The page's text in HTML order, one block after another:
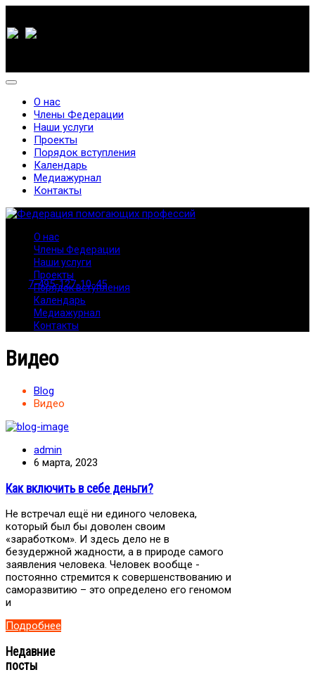
7-495-127-10-45
О нас
Члены Федерации
Наши услуги
Проекты
Порядок вступления
Календарь
Медиажурнал
Контакты
О нас
Члены Федерации
Наши услуги
Проекты
Порядок вступления
Календарь
Медиажурнал
Контакты
Видео
Blog
Видео
admin
6 марта, 2023
Как включить в себе деньги?
Не встречал ещё ни единого человека,
который был бы доволен своим
«заработком». И здесь дело не в
безудержной жадности, а в природе самого
заявления человека. Человек вообще -
постоянно стремится к совершенствованию и
саморазвитию – это определено его геномом
и
Подробнее
Недавние
посты